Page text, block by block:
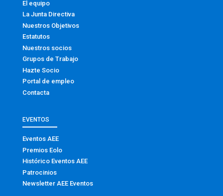
El equipo
La Junta Directiva
Nuestros Objetivos
Estatutos
Nuestros socios
Grupos de Trabajo
Hazte Socio
Portal de empleo
Contacta
EVENTOS
Eventos AEE
Premios Eolo
Histórico Eventos AEE
Patrocinios
Newsletter AEE Eventos